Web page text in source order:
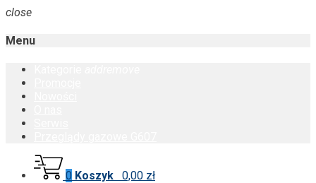
close
Menu
0 Koszyk 0,00 zł